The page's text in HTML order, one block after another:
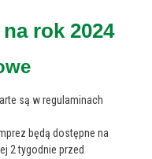
rok 2024
są w regulaminach
będą dostępne na
2 tygodnie przed